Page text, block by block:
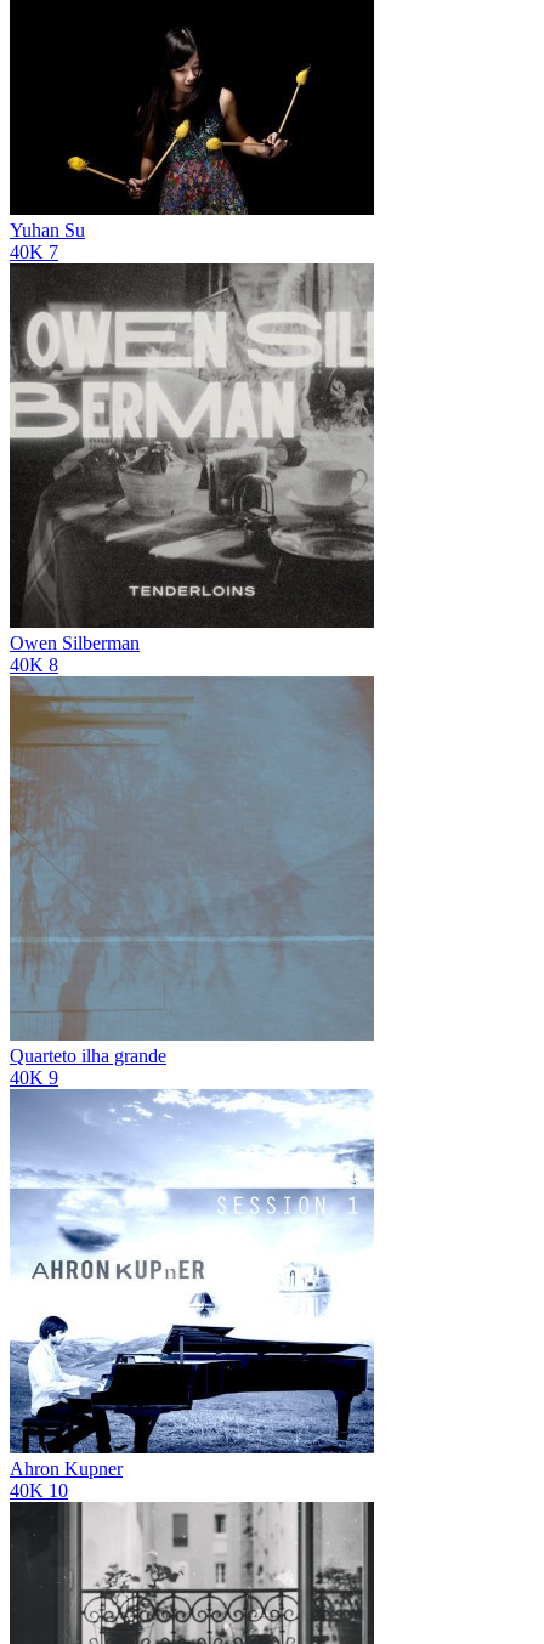
Yuhan Su
40K 7
Owen Silberman
40K 8
Quarteto ilha grande
40K 9
Ahron Kupner
40K 10